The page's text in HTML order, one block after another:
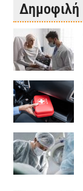
Δημοφιλή